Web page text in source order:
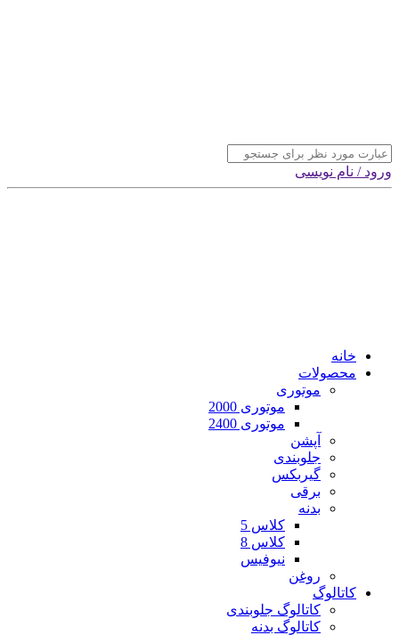
ورود / نام نویسی
خانه
محصولات
موتوری
موتوری 2000
موتوری 2400
آپشن
جلوبندی
گیربکس
برقی
بدنه
کلاس 5
کلاس 8
نیوفیس
روغن
کاتالوگ
کاتالوگ جلوبندی
کاتالوگ بدنه